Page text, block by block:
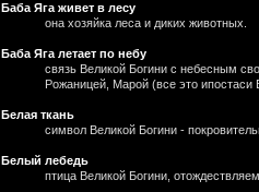
Баба Яга живет в лесу
она хозяйка леса и диких животных.
Баба Яга летает по небу
связь Великой Богини с небесным
Рожаницей, Марой (все это
Белая ткань
символ Великой Богини -
Белый лебедь
птица Великой Богини,